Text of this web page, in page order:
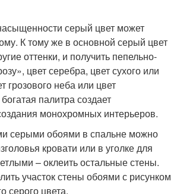
серый цвет может
К тому же в основной серый цвет
оттенки, и получить пепельно-
цвет серебра, цвет сухого или
грозового неба или цвет
палитра создает
монохромных интерьеров.
серыми обоями в спальне можно
кровати или в уголке для
– оклеить остальные стены.
участок стены обоями с рисунком
серого цвета.